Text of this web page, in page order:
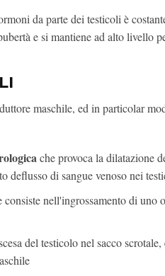
da parte dei testicoli è
e si mantiene ad alto livello
maschile, ed in particolar
che provoca la dilatazione
deflusso di sangue venoso nei
consiste nell'ingrossamento di uno
del testicolo nel sacco